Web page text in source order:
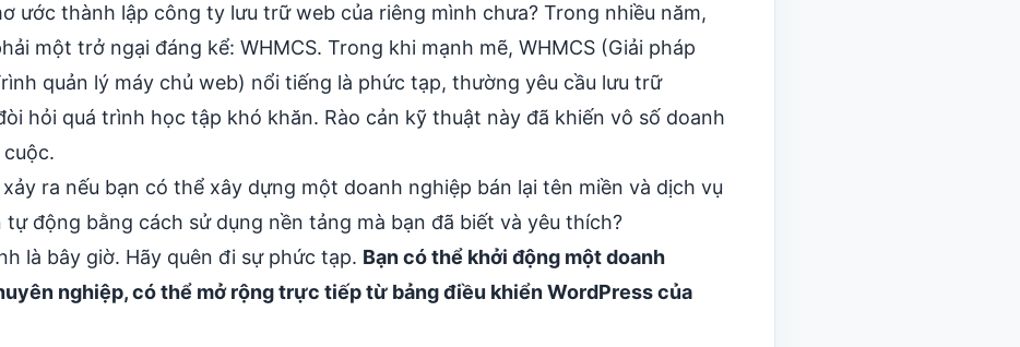
ước thành lập công ty lưu trữ web của riêng mình chưa? Trong nhiều năm,
một trở ngại đáng kể: WHMCS. Trong khi mạnh mẽ, WHMCS (Giải pháp
quản lý máy chủ web) nổi tiếng là phức tạp, thường yêu cầu lưu trữ
hỏi quá trình học tập khó khăn. Rào cản kỹ thuật này đã khiến vô số doanh
ra nếu bạn có thể xây dựng một doanh nghiệp bán lại tên miền và dịch vụ
động bằng cách sử dụng nền tảng mà bạn đã biết và yêu thích?
là bây giờ. Hãy quên đi sự phức tạp. Bạn có thể khởi động một doanh
nghiệp, có thể mở rộng trực tiếp từ bảng điều khiển WordPress của